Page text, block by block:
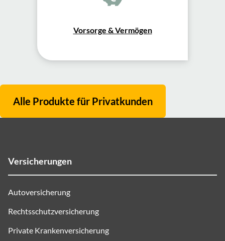
Vorsorge & Vermögen
Alle Produkte für Privatkunden
Versicherungen
Autoversicherung
Rechtsschutzversicherung
Private Krankenversicherung